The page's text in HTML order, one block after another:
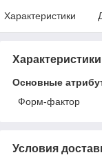
Характеристики
Характеристики
Основные
Форм-фактор
Условия